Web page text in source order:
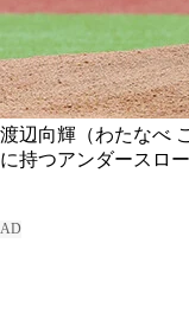
渡辺向輝（わたなべ
に持つアンダースロ